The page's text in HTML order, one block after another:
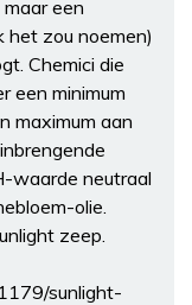
een
het zou noemen)
Chemici die
een minimum
maximum aan
waarde neutraal
olie.
zeep.
sunlight-